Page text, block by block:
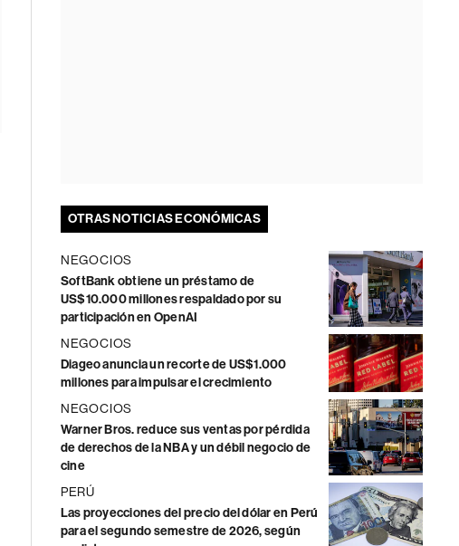
OTRAS NOTICIAS ECONÓMICAS
NEGOCIOS
SoftBank obtiene un préstamo de
US$10.000 millones respaldado por su
participación en OpenAI
NEGOCIOS
Diageo anuncia un recorte de US$1.000
millones para impulsar el crecimiento
NEGOCIOS
Warner Bros. reduce sus ventas por pérdida
de derechos de la NBA y un débil negocio de
cine
PERÚ
Las proyecciones del precio del dólar en Perú
para el segundo semestre de 2026, según